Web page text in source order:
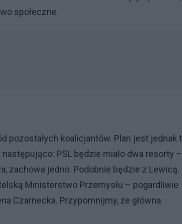
społeczne.
koalicjantów. Plan jest jednak
PSL będzie miało dwa resorty –
zachowa jedno. Podobnie będzie z Lewicą.
Ministerstwo Przemysłu – pogardliwie
Czarnecka. Przypomnijmy, że główna